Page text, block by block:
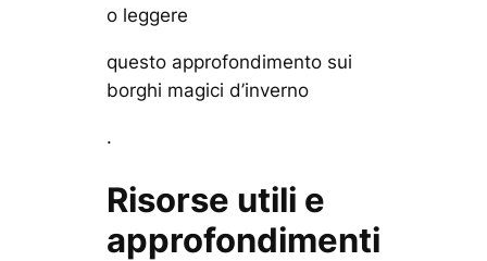
o leggere
questo approfondimento sui
borghi magici d’inverno
.
Risorse utili e
approfondimenti